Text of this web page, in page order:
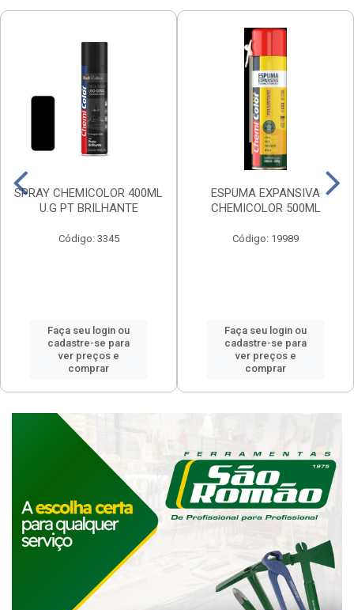
SPRAY CHEMICOLOR 400ML
U.G PT BRILHANTE
Código: 3345
Faça seu login ou
cadastre-se para
ver preços e
comprar
ESPUMA EXPANSIVA
CHEMICOLOR 500ML
Código: 19989
Faça seu login ou
cadastre-se para
ver preços e
comprar